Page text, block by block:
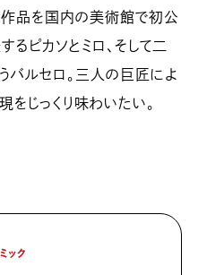
作品を国内の美術館で初公
るピカソとミロ、そして二
バルセロ。三人の巨匠によ
をじっくり味わいたい。